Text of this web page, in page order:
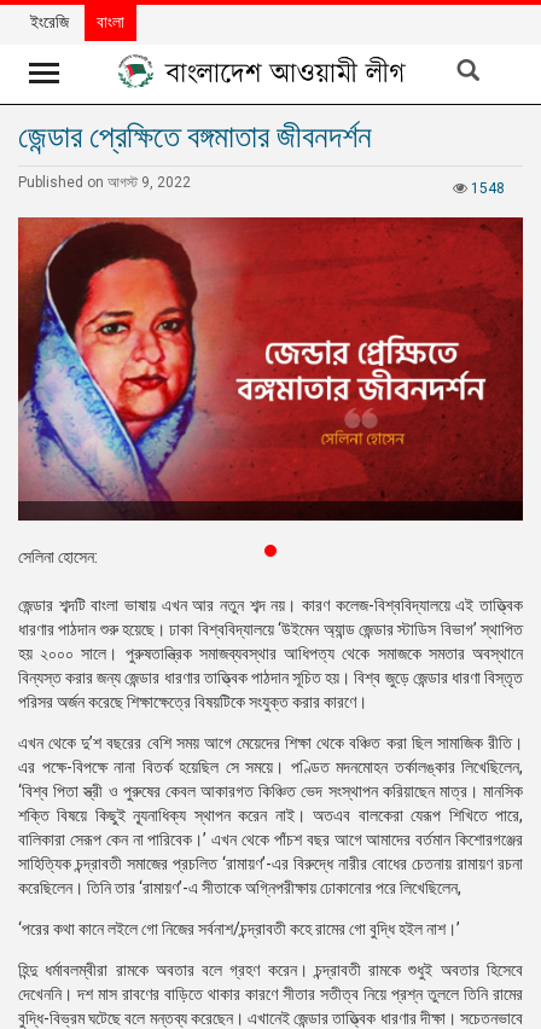
খবর
দলের
বিশেষ
নিবন্ধ
বিশেষ
প্রতিবেদন
মতামত
উন্নয়নের
বাংলাদেশ
নিউজলেটার
রিলিজ
গ্যালারি
বিএনপি-
জামায়াত
সহিংসতা
সংগঠন
নির্বাচনী
ইংরেজি বাংলা
জেন্ডার প্রেক্ষিতে বঙ্গমাতার জীবনদর্শন
1548
Published on আগস্ট 9, 2022
সেলিনা হোসেন:
জেন্ডার শব্দটি বাংলা ভাষায় এখন আর নতুন শব্দ নয়। কারণ কলেজ-বিশ্ববিদ্যালয়ে এই তাত্ত্বিক
ধারণার পাঠদান শুরু হয়েছে। ঢাকা বিশ্ববিদ্যালয়ে‘উইমেন অ্যান্ড জেন্ডার স্টাডিস বিভাগ’ স্থাপিত
হয় ২০০০ সালে। পুরুষতান্ত্রিক সমাজব্যবস্থার আধিপত্য থেকে সমাজকে সমতার অবস্থানে
বিন্যস্ত করার জন্য জেন্ডার ধারণার তাত্ত্বিক পাঠদান সূচিত হয়। বিশ্ব জুড়ে জেন্ডার ধারণা বিস্তৃত
পরিসর অর্জন করেছে শিক্ষাক্ষেত্রে বিষয়টিকে সংযুক্ত করার কারণে।
এখন থেকে দু’শ বছরের বেশি সময় আগে মেয়েদের শিক্ষা থেকে বঞ্চিত করা ছিল সামাজিক রীতি।
এর পক্ষে-বিপক্ষে নানা বিতর্ক হয়েছিল সে সময়ে। পণ্ডিত মদনমোহন তর্কালঙ্কার লিখেছিলেন,
‘বিশ্বপিতা স্ত্রী ও পুরুষের কেবল আকারগত কিঞ্চিত ভেদ সংস্থাপন করিয়াছেন মাত্র। মানসিক
শক্তি বিষয়ে কিছুই ন্যূনাধিক্য স্থাপন করেন নাই। অতএব বালকেরা যেরূপ শিখিতে পারে,
বালিকারা সেরূপ কেন না পারিবেক।’ এখন থেকে পাঁচশ বছর আগে আমাদের বর্তমান কিশোরগঞ্জের
সাহিত্যিক চন্দ্রাবতী সমাজের প্রচলিত ‘রামায়ণ’-এর বিরুদ্ধে নারীর বোধের চেতনায় রামায়ণ রচনা
করেছিলেন। তিনি তার ‘রামায়ণ’-এ সীতাকে অগ্নিপরীক্ষায় ঢোকানোর পরে লিখেছিলেন,
‘পরের কথা কানে লইলে গো নিজের সর্বনাশ/চন্দ্রাবতী কহে রামের গো বুদ্ধি হইল নাশ।’
হিন্দু ধর্মাবলম্বীরা রামকে অবতার বলে গ্রহণ করেন। চন্দ্রাবতী রামকে শুধুই অবতার হিসেবে
দেখেননি। দশ মাস রাবণের বাড়িতে থাকার কারণে সীতার সতীত্ব নিয়ে প্রশ্ন তুললে তিনি রামের
বুদ্ধি-বিভ্রম ঘটেছে বলে মন্তব্য করেছেন। এখানেই জেন্ডার তাত্ত্বিক ধারণার দীক্ষা। সচেতনভাবে